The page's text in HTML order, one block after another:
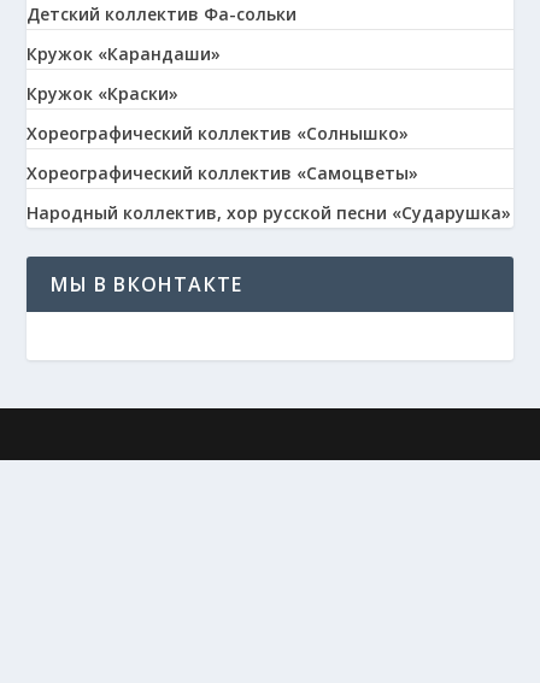
Детский коллектив Фа-сольки
Кружок «Карандаши»
Кружок «Краски»
Хореографический коллектив «Солнышко»
Хореографический коллектив «Самоцветы»
Народный коллектив, хор русской песни «Сударушка»
МЫ В ВКОНТАКТЕ